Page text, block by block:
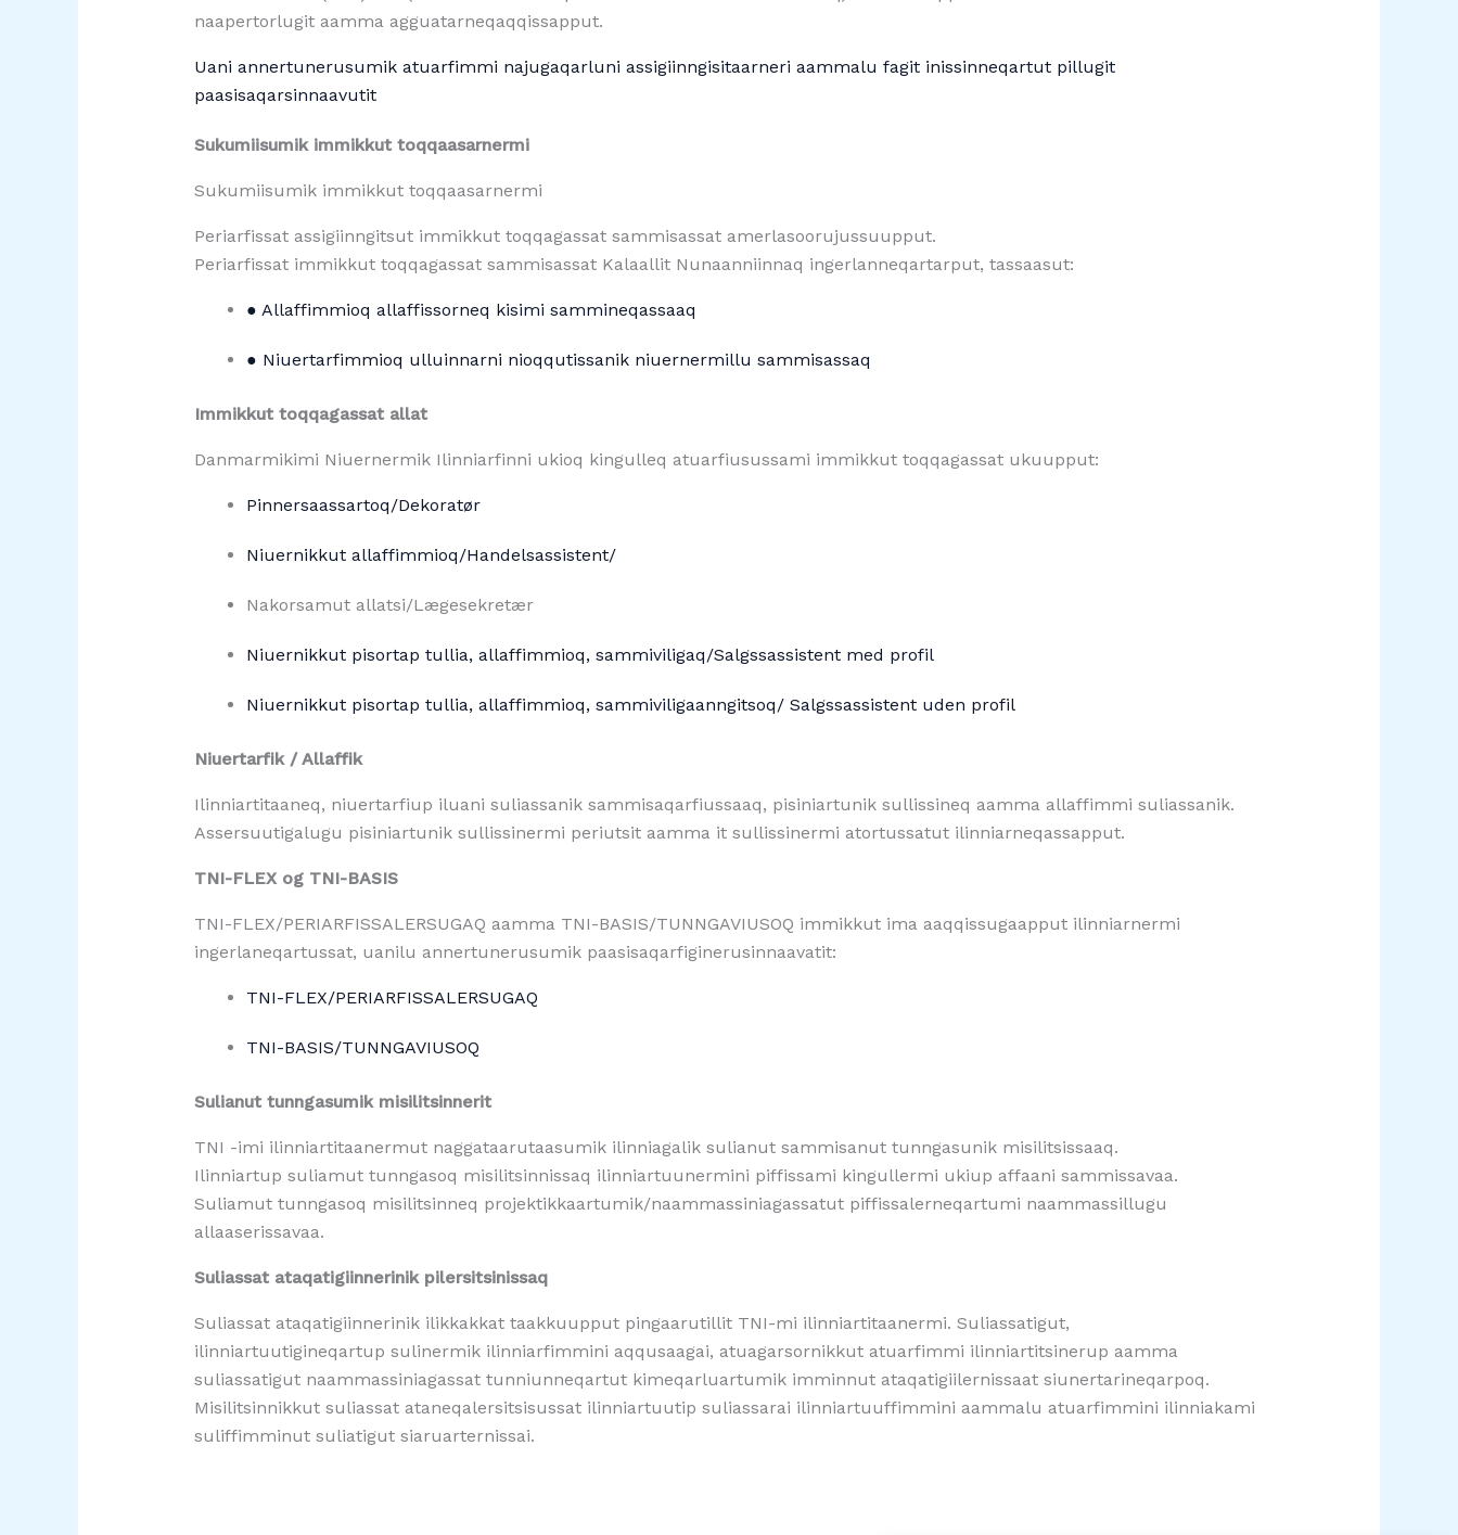
naapertorlugit aamma agguatarneqaqqissapput.
Uani annertunerusumik atuarfimmi najugaqarluni assigiinngisitaarneri aammalu fagit inissinneqartut pillugit
paasisaqarsinnaavutit
Sukumiisumik immikkut toqqaasarnermi
Sukumiisumik immikkut toqqaasarnermi
Periarfissat assigiinngitsut immikkut toqqagassat sammisassat amerlasoorujussuupput.
Periarfissat immikkut toqqagassat sammisassat Kalaallit Nunaanniinnaq ingerlanneqartarput, tassaasut:
● Allaffimmioq allaffissorneq kisimi sammineqassaaq
● Niuertarfimmioq ulluinnarni nioqqutissanik niuernermillu sammisassaq
Immikkut toqqagassat allat
Danmarmikimi Niuernermik Ilinniarfinni ukioq kingulleq atuarfiusussami immikkut toqqagassat ukuupput:
Pinnersaassartoq/Dekoratør
Niuernikkut allaffimmioq/Handelsassistent/
Nakorsamut allatsi/Lægesekretær
Niuernikkut pisortap tullia, allaffimmioq, sammiviligaq/Salgssassistent med profil
Niuernikkut pisortap tullia, allaffimmioq, sammiviligaanngitsoq/ Salgssassistent uden profil
Niuertarfik / Allaffik
Ilinniartitaaneq, niuertarfiup iluani suliassanik sammisaqarfiussaaq, pisiniartunik sullissineq aamma allaffimmi suliassanik.
Assersuutigalugu pisiniartunik sullissinermi periutsit aamma it sullissinermi atortussatut ilinniarneqassapput.
TNI-FLEX og TNI-BASIS
TNI-FLEX/PERIARFISSALERSUGAQ aamma TNI-BASIS/TUNNGAVIUSOQ immikkut ima aaqqissugaapput ilinniarnermi
ingerlaneqartussat, uanilu annertunerusumik paasisaqarfiginerusinnaavatit:
TNI-FLEX/PERIARFISSALERSUGAQ
TNI-BASIS/TUNNGAVIUSOQ
Sulianut tunngasumik misilitsinnerit
TNI -imi ilinniartitaanermut naggataarutaasumik ilinniagalik sulianut sammisanut tunngasunik misilitsissaaq.
Ilinniartup suliamut tunngasoq misilitsinnissaq ilinniartuunermini piffissami kingullermi ukiup affaani sammissavaa.
Suliamut tunngasoq misilitsinneq projektikkaartumik/naammassiniagassatut piffissalerneqartumi naammassillugu
allaaserissavaa.
Suliassat ataqatigiinnerinik pilersitsinissaq
Suliassat ataqatigiinnerinik ilikkakkat taakkuupput pingaarutillit TNI-mi ilinniartitaanermi. Suliassatigut,
ilinniartuutigineqartup sulinermik ilinniarfimmini aqqusaagai, atuagarsornikkut atuarfimmi ilinniartitsinerup aamma
suliassatigut naammassiniagassat tunniunneqartut kimeqarluartumik imminnut ataqatigiilernissaat siunertarineqarpoq.
Misilitsinnikkut suliassat ataneqalersitsisussat ilinniartuutip suliassarai ilinniartuuffimmini aammalu atuarfimmini ilinniakami
suliffimminut suliatigut siaruarternissai.